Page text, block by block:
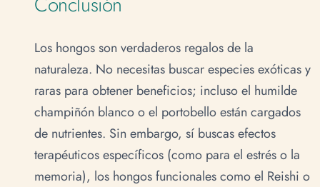
Los hongos son verdaderos regalos de la
naturaleza. No necesitas buscar especies exóticas y
raras para obtener beneficios; incluso el humilde
champiñón blanco o el portobello están cargados
de nutrientes. Sin embargo, sí buscas efectos
terapéuticos específicos (como para el estrés o la
memoria), los hongos funcionales como el Reishi o